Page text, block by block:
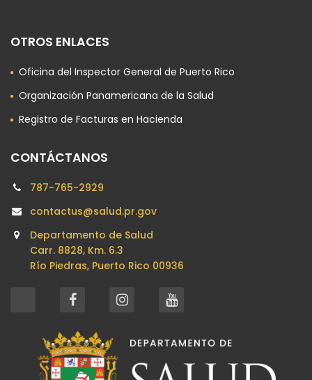
OTROS ENLACES
Oficina del Inspector General de Puerto Rico
Organización Panamericana de la Salud
Registro de Facturas en Hacienda
CONTÁCTANOS
787-765-2929
contactus@salud.pr.gov
Departamento de Salud
Carr. 8828, Km. 6.3
Río Piedras, Puerto Rico 00936